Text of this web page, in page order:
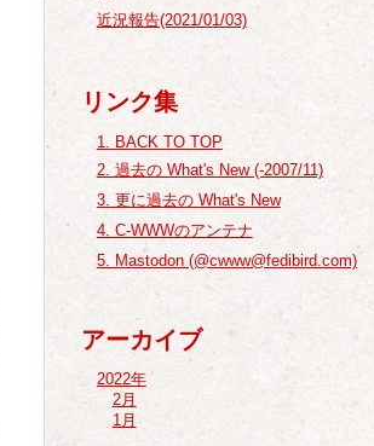
近況報告(2021/01/03)
リンク集
1. BACK TO TOP
2. 過去の What's New (-2007/11)
3. 更に過去の What's New
4. C-WWWのアンテナ
5. Mastodon (@cwww@fedibird.com)
アーカイブ
2022年
2月
1月